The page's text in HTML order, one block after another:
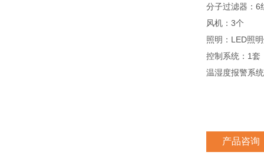
分子过
风机
照明：
控制
温湿
产品咨询